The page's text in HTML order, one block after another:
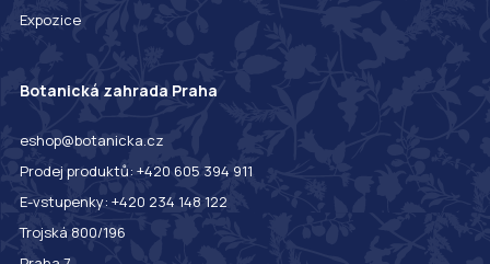
Expozice
Botanická zahrada Praha
eshop@botanicka.cz
Prodej produktů: +420 605 394 911
E-vstupenky: +420 234 148 122
Trojská 800/196